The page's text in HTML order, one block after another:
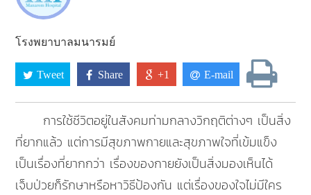
โรงพยาบาลมนารมย์
Tweet Share +1 E-mail
การใช้ชีวิตอยู่ในสังคมท่ามกลางวิกฤติต่างๆ เป็นสิ่ง
ที่ยากแล้ว แต่การมีสุขภาพกายและสุขภาพใจที่เข้มแข็ง
เป็นเรื่องที่ยากกว่า เรื่องของกายยังเป็นสิ่งมองเห็นได้
เจ็บป่วยก็รักษาหรือหาวิธีป้องกัน แต่เรื่องของใจไม่มีใคร